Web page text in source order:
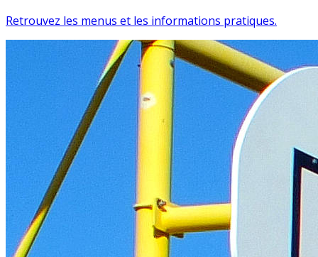
Retrouvez les menus et les informations pratiques.